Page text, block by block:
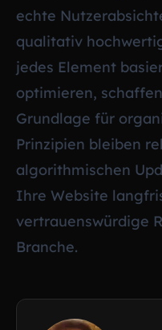
echte
qualitativ
jedes Element
optimieren,
Grundlage für
Prinzipien bleiben
algorithmischen
Ihre Website
vertrauenswürdige
Branche.